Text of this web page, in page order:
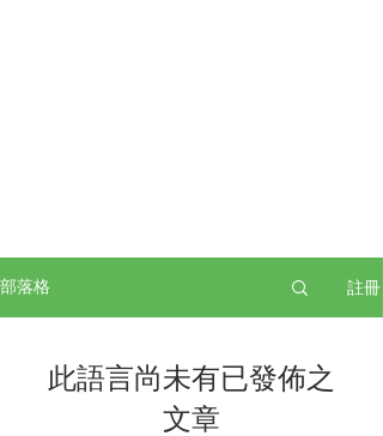
部落格 註冊
此語言尚未有已發佈之
文章